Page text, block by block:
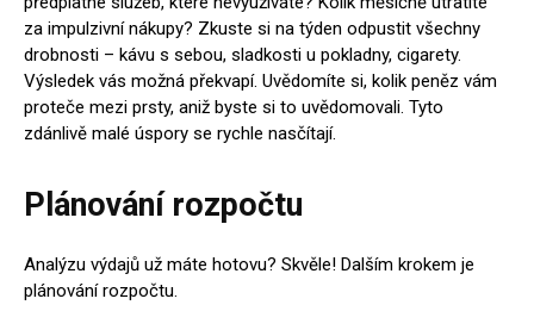
za impulzivní nákupy? Zkuste si na týden odpustit všechny
drobnosti – kávu s sebou, sladkosti u pokladny, cigarety.
Výsledek vás možná překvapí. Uvědomíte si, kolik peněz vám
proteče mezi prsty, aniž byste si to uvědomovali. Tyto
zdánlivě malé úspory se rychle nasčítají.
Plánování rozpočtu
Analýzu výdajů už máte hotovu? Skvěle! Dalším krokem je
plánování rozpočtu.